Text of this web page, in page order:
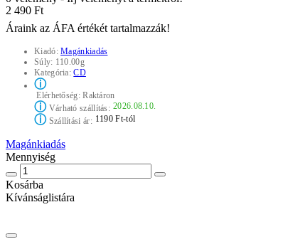
2 490 Ft
Áraink az ÁFA értékét tartalmazzák!
Kiadó:Magánkiadás
Súly: 110.00g
Kategória:CD
ⓘ
Elérhetőség:Raktáron
ⓘVárható szállítás: 2026.08.10.
ⓘSzállítási ár: 1190 Ft-tól
Magánkiadás
Mennyiség
Kosárba
Kívánságlistára